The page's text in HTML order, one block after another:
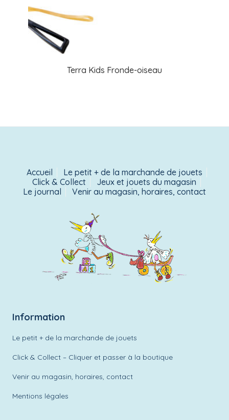
Terra Kids Fronde-oiseau
Accueil
Le petit + de la marchande de jouets
Click & Collect
Jeux et jouets du magasin
Le journal
Venir au magasin, horaires, contact
Information
Le petit + de la marchande de jouets
Click & Collect – Cliquer et passer à la boutique
Venir au magasin, horaires, contact
Mentions légales